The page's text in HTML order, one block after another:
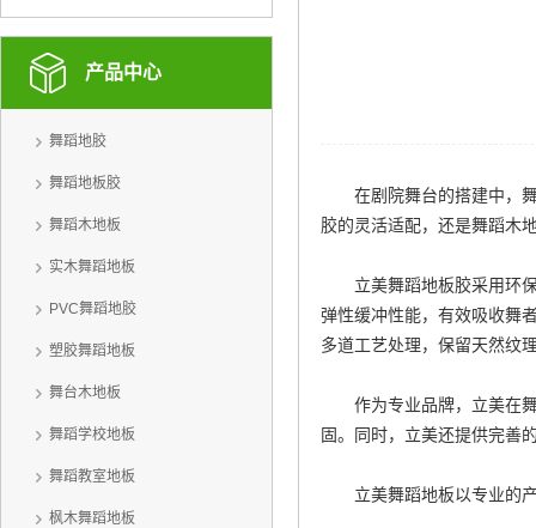
产品中心
舞蹈地胶
舞蹈地板胶
舞蹈木地板
实木舞蹈地板
PVC舞蹈地胶
塑胶舞蹈地板
舞台木地板
舞蹈学校地板
舞蹈教室地板
枫木舞蹈地板
在剧院舞台的搭建中，舞
胶的灵活适配，还是舞蹈木
立美舞蹈地板胶采用环
弹性缓冲性能，有效吸收舞
多道工艺处理，保留天然纹
作为专业品牌，立美在
固。同时，立美还提供完善
立美舞蹈地板以专业的